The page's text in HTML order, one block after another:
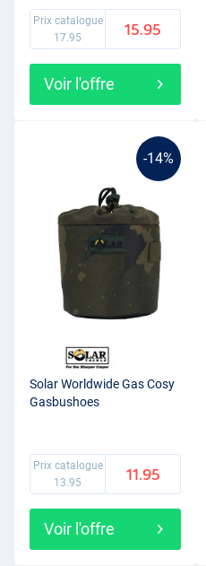
Prix catalogue
17.95
15.95
Voir l'offre
-14%
Solar Worldwide Gas Cosy
Gasbushoes
Prix catalogue
13.95
11.95
Voir l'offre